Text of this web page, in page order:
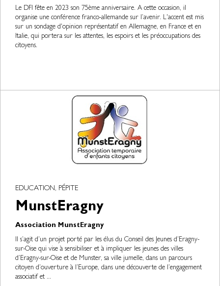
Le DFI fête en 2023 son 75ème anniversaire. A cette occasion, il
organise une conférence franco-allemande sur l’avenir. L'accent est mis
sur un sondage d'opinion représentatif en Allemagne, en France et en
Italie, qui portera sur les attentes, les espoirs et les préoccupations des
citoyens.
EDUCATION, PÉPITE
MunstEragny
Association MunstEragny
Il s’agit d’un projet porté par les élus du Conseil des Jeunes d’Eragny-
sur-Oise qui vise à sensibiliser et à impliquer les jeunes des villes
d’Eragny-sur-Oise et de Munster, sa ville jumelle, dans un parcours
citoyen d’ouverture à l’Europe, dans une découverte de l’engagement
associatif et ...